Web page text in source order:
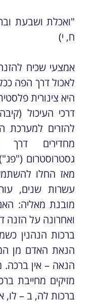
"ואכלת ושבעת
ח, י)
אמצעי שכיח
לאכול דרך הפה
היא צינורית
דרכי העיכול
להזרים למערכת
מחדירים דרך
גסטרוסטרום
מאז החלו
עשרות שנים,
מובנת מאליה:
ואחרונה על הזנה
ברכות הנהנין
הנאת האדם מן
הנאה – אין ברכה.
מזיקים מחייבת
ברכות לה, ב – לו,